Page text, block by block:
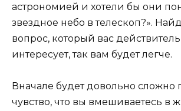
астрономией и хотели бы они
звездное небо в телескоп?».
вопрос, который вас
интересует, так вам будет легче.
Вначале будет довольно сложно
чувство, что вы вмешиваетесь в